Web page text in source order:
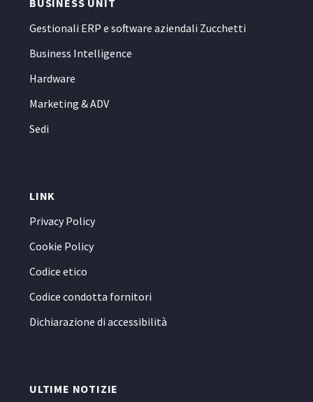
Gestionali ERP e software aziendali Zucchetti
Business Intelligence
Hardware
Marketing & ADV
Sedi
LINK
Privacy Policy
Cookie Policy
Codice etico
Codice condotta fornitori
Dichiarazione di accessibilità
ULTIME NOTIZIE